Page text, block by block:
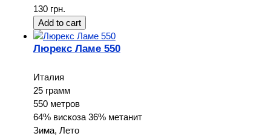
130 грн.
Люрекс Ламе 550
Италия
25 грамм
550 метров
64% вискоза 36% метанит
Зима, Лето